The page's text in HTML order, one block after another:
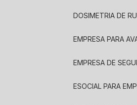
DOSIMETRIA DE
EMPRESA PARA
EMPRESA DE
ESOCIAL PARA